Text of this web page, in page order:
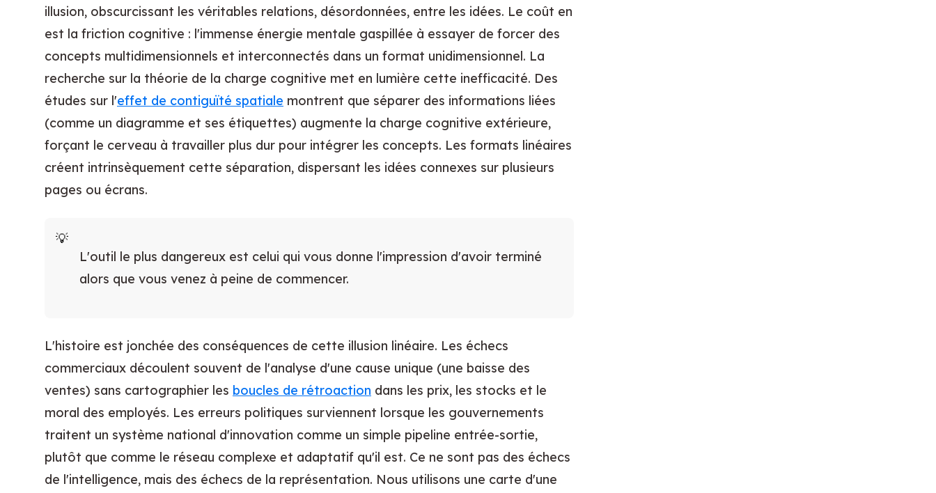
illusion, obscurcissant les véritables relations, désordonnées, entre les idées. Le coût en
est la friction cognitive : l'immense énergie mentale gaspillée à essayer de forcer des
concepts multidimensionnels et interconnectés dans un format unidimensionnel. La
recherche sur la théorie de la charge cognitive met en lumière cette inefficacité. Des
études sur l'effet de contiguïté spatiale montrent que séparer des informations liées
(comme un diagramme et ses étiquettes) augmente la charge cognitive extérieure,
forçant le cerveau à travailler plus dur pour intégrer les concepts. Les formats linéaires
créent intrinsèquement cette séparation, dispersant les idées connexes sur plusieurs
pages ou écrans.
L'outil le plus dangereux est celui qui vous donne l'impression d'avoir terminé
alors que vous venez à peine de commencer.
L'histoire est jonchée des conséquences de cette illusion linéaire. Les échecs
commerciaux découlent souvent de l'analyse d'une cause unique (une baisse des
ventes) sans cartographier les boucles de rétroaction dans les prix, les stocks et le
moral des employés. Les erreurs politiques surviennent lorsque les gouvernements
traitent un système national d'innovation comme un simple pipeline entrée-sortie,
plutôt que comme le réseau complexe et adaptatif qu'il est. Ce ne sont pas des échecs
de l'intelligence, mais des échecs de la représentation. Nous utilisons une carte d'une